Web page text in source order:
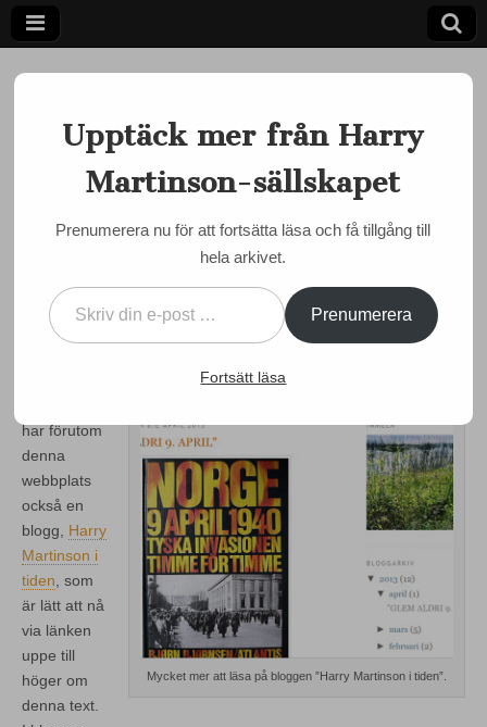
Harry
Martinson-
sällskapet
Ett författarskap som fångar daggdroppen och speglar
kosmos
Mer att läsa på bloggen
admin •12 april, 2013• 0 Comments
Mycket mer att läsa på bloggen ”Harry Martinson i tiden”.
har förutom
denna
webbplats
också en
blogg, Harry
Martinson i
tiden , som
är lätt att nå
via länken
uppe till
höger om
denna text.
Upptäck mer från Harry
Martinson-sällskapet
Prenumerera nu för att fortsätta läsa och få tillgång till
hela arkivet.
Prenumerera
Fortsätt läsa